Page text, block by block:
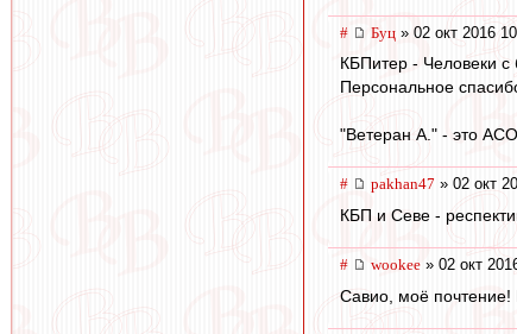
# Буц » 02 окт 2016
КБПитер - Человеки
Персональное
"Ветеран А." - это
# pakhan47 » 02 окт
КБП и Севе -
# wookee » 02 окт
Савио, моё